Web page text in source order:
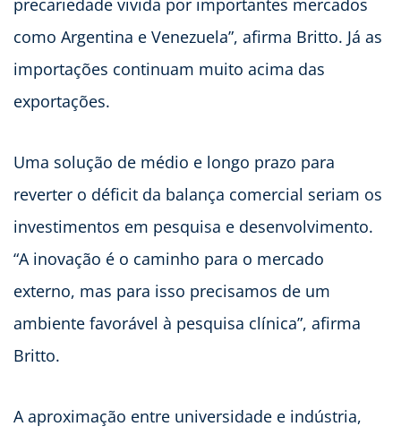
como Argentina e Venezuela”, afirma Britto. Já as
importações continuam muito acima das
exportações.
Uma solução de médio e longo prazo para
reverter o déficit da balança comercial seriam os
investimentos em pesquisa e desenvolvimento.
“A inovação é o caminho para o mercado
externo, mas para isso precisamos de um
ambiente favorável à pesquisa clínica”, afirma
Britto.
A aproximação entre universidade e indústria,